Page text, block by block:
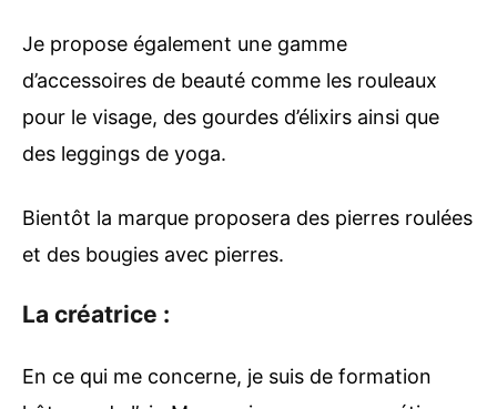
Je propose également une gamme
d’accessoires de beauté comme les rouleaux
pour le visage, des gourdes d’élixirs ainsi que
des leggings de yoga.
Bientôt la marque proposera des pierres roulées
et des bougies avec pierres.
La créatrice :
En ce qui me concerne, je suis de formation